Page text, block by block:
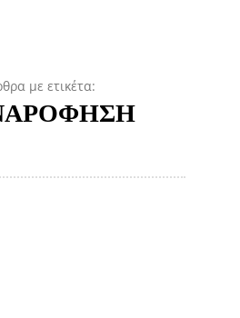
με ετικέτα: